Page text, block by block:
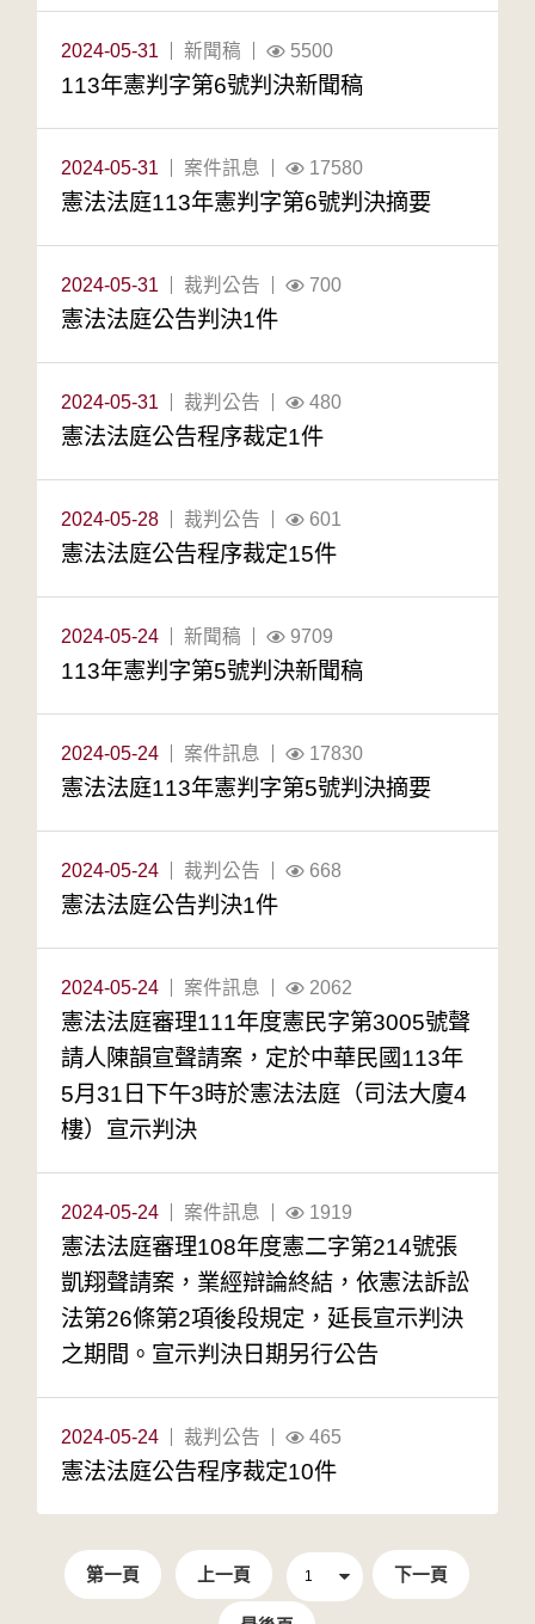
2024-05-31 新聞稿 5500
113年憲判字第6號判決新聞稿
2024-05-31 案件訊息 17580
憲法法庭113年憲判字第6號判決摘要
2024-05-31 裁判公告 700
憲法法庭公告判決1件
2024-05-31 裁判公告 480
憲法法庭公告程序裁定1件
2024-05-28 裁判公告 601
憲法法庭公告程序裁定15件
2024-05-24 新聞稿 9709
113年憲判字第5號判決新聞稿
2024-05-24 案件訊息 17830
憲法法庭113年憲判字第5號判決摘要
2024-05-24 裁判公告 668
憲法法庭公告判決1件
2024-05-24 案件訊息 2062
憲法法庭審理111年度憲民字第3005號聲
請人陳韻宣聲請案，定於中華民國113年
5月31日下午3時於憲法法庭（司法大廈4
樓）宣示判決
2024-05-24 案件訊息 1919
憲法法庭審理108年度憲二字第214號張
凱翔聲請案，業經辯論終結，依憲法訴訟
法第26條第2項後段規定，延長宣示判決
之期間。宣示判決日期另行公告
2024-05-24 裁判公告 465
憲法法庭公告程序裁定10件
第一頁 上一頁 下一頁